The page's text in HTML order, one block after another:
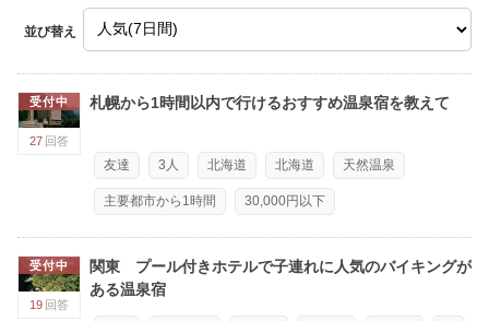
並び替え
受付中
27 回答
札幌から1時間以内で行けるおすすめ温泉宿を教えて
友達 3人 北海道 北海道 天然温泉
主要都市から1時間 30,000円以下
受付中
19 回答
関東 プール付きホテルで子連れに人気のバイキングが
ある温泉宿